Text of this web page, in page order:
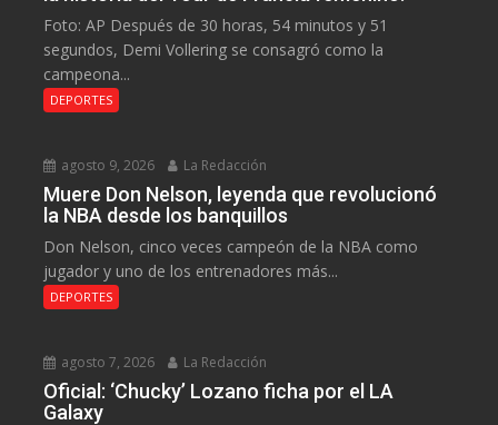
Foto: AP Después de 30 horas, 54 minutos y 51
segundos, Demi Vollering se consagró como la
campeona...
DEPORTES
agosto 9, 2026 La Redacción
Muere Don Nelson, leyenda que revolucionó
la NBA desde los banquillos
Don Nelson, cinco veces campeón de la NBA como
jugador y uno de los entrenadores más...
DEPORTES
agosto 7, 2026 La Redacción
Oficial: ‘Chucky’ Lozano ficha por el LA
Galaxy